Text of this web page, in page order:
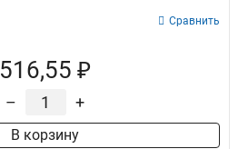
Сравнить
516,55 ₽
– +
В корзину